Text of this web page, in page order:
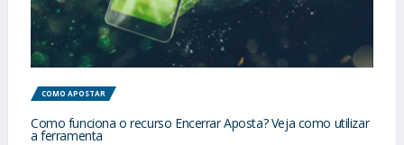
COMO APOSTAR
Como funciona o recurso Encerrar Aposta? Veja como utilizar
a ferramenta